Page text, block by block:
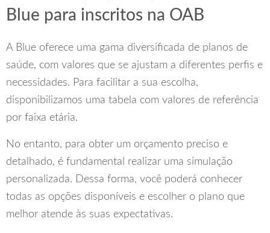
Blue para inscritos na OAB
A Blue oferece uma gama diversificada de planos de
saúde, com valores que se ajustam a diferentes perfis e
necessidades. Para facilitar a sua escolha,
disponibilizamos uma tabela com valores de referência
por faixa etária.
No entanto, para obter um orçamento preciso e
detalhado, é fundamental realizar uma simulação
personalizada. Dessa forma, você poderá conhecer
todas as opções disponíveis e escolher o plano que
melhor atende às suas expectativas.